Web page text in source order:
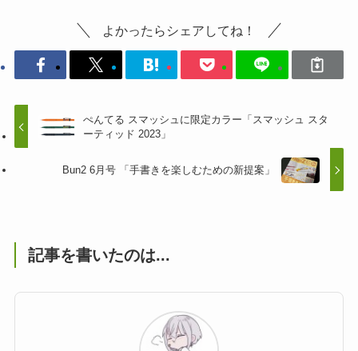
よかったらシェアしてね！
ぺんてる スマッシュに限定カラー「スマッシュ スタ
ーティッド 2023」
Bun2 6月号 「手書きを楽しむための新提案」
記事を書いたのは...